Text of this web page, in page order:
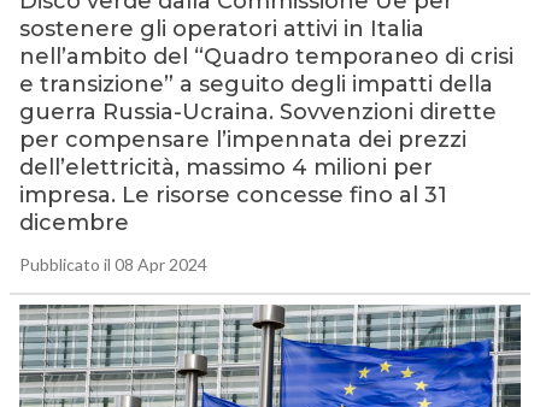
sostenere gli operatori attivi in Italia
nell’ambito del “Quadro temporaneo di crisi
e transizione” a seguito degli impatti della
guerra Russia-Ucraina. Sovvenzioni dirette
per compensare l’impennata dei prezzi
dell’elettricità, massimo 4 milioni per
impresa. Le risorse concesse fino al 31
dicembre
Pubblicato il 08 Apr 2024